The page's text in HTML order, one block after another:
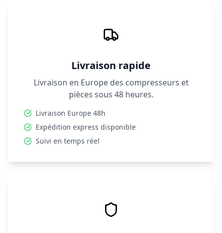
Livraison rapide
Livraison en Europe des compresseurs et
pièces sous 48 heures.
Livraison Europe 48h
Expédition express disponible
Suivi en temps réel